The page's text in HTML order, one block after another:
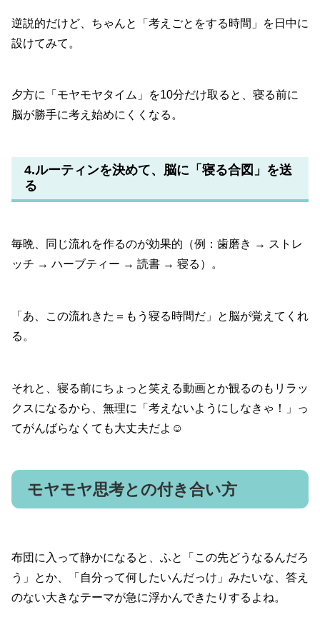
逆説的だけど、ちゃんと「考えごとをする時間」を日中に
設けてみて。
夕方に「モヤモヤタイム」を10分だけ取ると、寝る前に
脳が勝手に考え始めにくくなる。
4.ルーティンを決めて、脳に「寝る合図」を送
る
毎晩、同じ流れを作るのが効果的（例：歯磨き → ストレ
ッチ → ハーブティー → 読書 → 寝る）。
「あ、この流れきた＝もう寝る時間だ」と脳が覚えてくれ
る。
それと、寝る前にちょっと笑える動画とか観るのもリラッ
クスになるから、無理に「考えないようにしなきゃ！」っ
てがんばらなくても大丈夫だよ☺️
モヤモヤ思考との付き合い方
布団に入って静かになると、ふと「この先どうなるんだろ
う」とか、「自分って何したいんだっけ」みたいな、答え
のない大きなテーマが急に浮かんできたりするよね。